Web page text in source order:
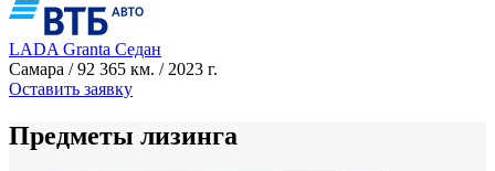
LADA Granta Седан
Самара / 92 365 км. / 2023 г.
Оставить заявку
Предметы лизинга